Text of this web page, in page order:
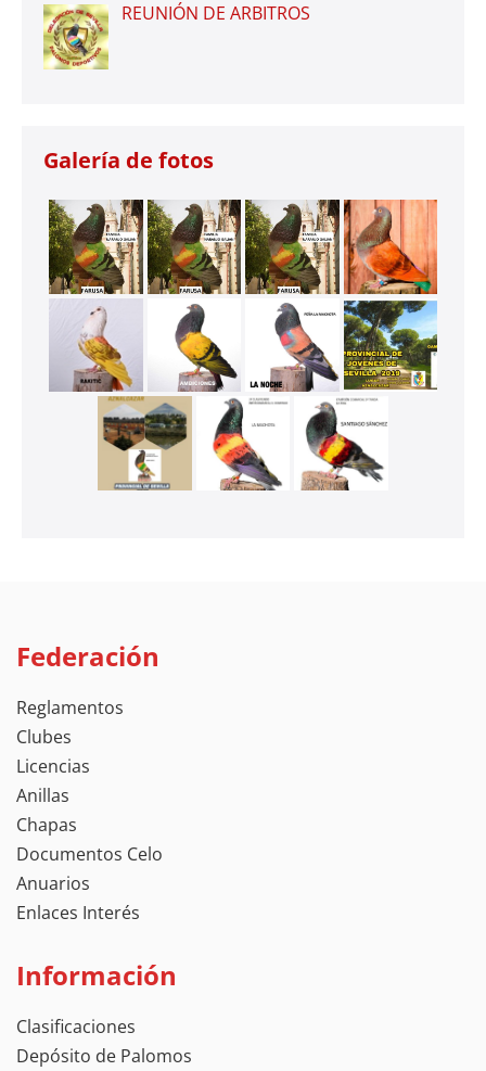
REUNIÓN DE ARBITROS
Galería de fotos
Federación
Reglamentos
Clubes
Licencias
Anillas
Chapas
Documentos Celo
Anuarios
Enlaces Interés
Información
Clasificaciones
Depósito de Palomos